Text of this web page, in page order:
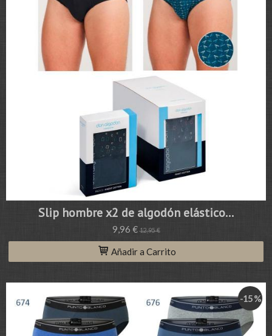
Slip hombre x2 de algodón elástico...
9,96 €12,95 €
Añadir a Carrito
-15 %